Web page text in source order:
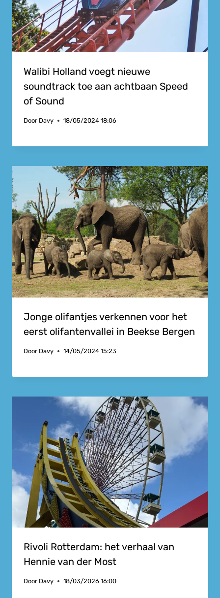
Walibi Holland voegt nieuwe
soundtrack toe aan achtbaan Speed
of Sound
Door Davy 18/05/2024 18:06
Jonge olifantjes verkennen voor het
eerst olifantenvallei in Beekse Bergen
Door Davy 14/05/2024 15:23
Rivoli Rotterdam: het verhaal van
Hennie van der Most
Door Davy 18/03/2026 16:00